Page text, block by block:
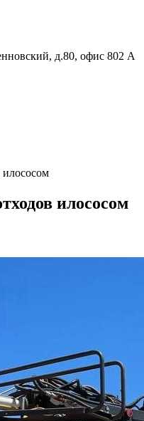
д.80, офис 802 А
илососом